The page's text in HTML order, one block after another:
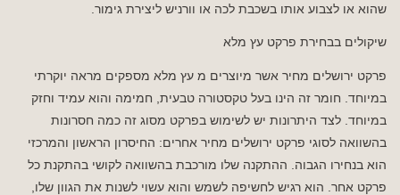
שהוא או לצבוע אותו בשכבת לכה או וורניש ליצירת גימור.
שיקולים בבחירת פרקט עץ מלא
פרקט ירושלים מחיר אשר מיוצרים מ עץ מלא מספקים מראה יוקרתי
במיוחד. חומר זה הינו בעל טקסטורה טבעית, חמימה והוא עמיד וחזק
במיוחד. לצד היתרונות יש לשימוש בפרקט מסוג זה כמה חסרונות
בהשוואה לסוגי פרקט ירושלים מחיר אחרים: החיסרון הראשון והמרכזי
הוא בנחירו הגבוה. ההתקנה שלו מורכבת בהשוואה לקושי בהתקנת כל
פרקט אחר. הוא רגיש לחשיפה לשמש והוא עשוי לשנות את הגוון שלו,